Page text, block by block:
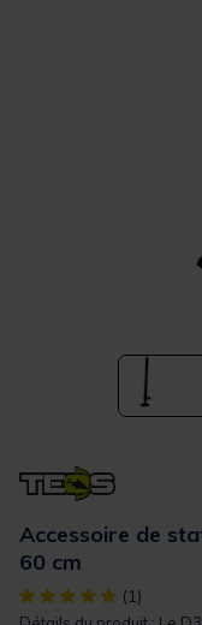
Accessoire de
60 cm
[object Object] out of 5
(1)